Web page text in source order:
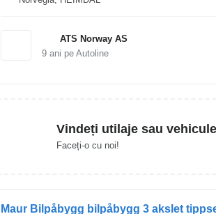
ATS Norway AS
9ani pe Autoline
Vindeți utilaje sau
Faceți-o cu noi!
Maur Bilpåbygg bilpåbygg 3 akslet